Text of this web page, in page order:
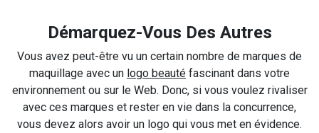
Démarquez-Vous Des Autres
Vous avez peut-être vu un certain nombre de marques de
maquillage avec un logo beauté fascinant dans votre
environnement ou sur le Web. Donc, si vous voulez rivaliser
avec ces marques et rester en vie dans la concurrence,
vous devez alors avoir un logo qui vous met en évidence.